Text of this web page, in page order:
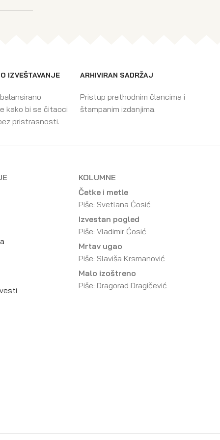
IZVEŠTAVANJE
kako bi se čitaoci
pristrasnosti.
ARHIVIRAN SADRŽAJ
Pristup prethodnim člancima i
štampanim izdanjima.
KOLUMNE
Četke i metle
Piše: Svetlana Ćosić
Izvestan pogled
Piše: Vladimir Ćosić
Mrtav ugao
Piše: Slaviša Krsmanović
Malo izoštreno
Piše: Dragorad Dragičević